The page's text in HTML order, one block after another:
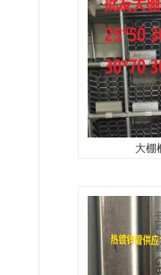
大棚
产品规格有：
壁厚：
米-8米，镀锌